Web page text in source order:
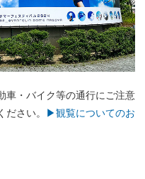
車・バイク等の通行にご注意
さい。
▶観覧についてのお